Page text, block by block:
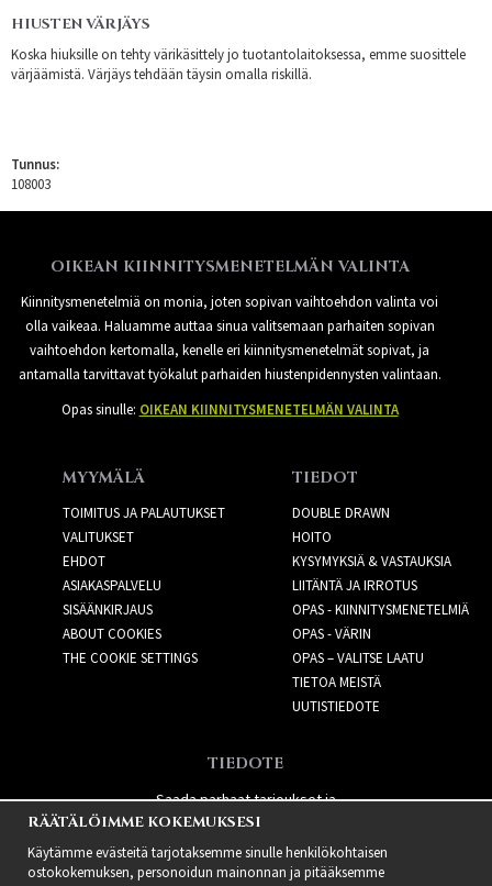
HIUSTEN VÄRJÄYS
Koska hiuksille on tehty värikäsittely jo tuotantolaitoksessa, emme suosittele
värjäämistä. Värjäys tehdään täysin omalla riskillä.
Tunnus:
108003
OIKEAN KIINNITYSMENETELMÄN VALINTA
Kiinnitysmenetelmiä on monia, joten sopivan vaihtoehdon valinta voi
olla vaikeaa. Haluamme auttaa sinua valitsemaan parhaiten sopivan
vaihtoehdon kertomalla, kenelle eri kiinnitysmenetelmät sopivat, ja
antamalla tarvittavat työkalut parhaiden hiustenpidennysten valintaan.
Opas sinulle: OIKEAN KIINNITYSMENETELMÄN VALINTA
MYYMÄLÄ
TOIMITUS JA PALAUTUKSET
VALITUKSET
EHDOT
ASIAKASPALVELU
SISÄÄNKIRJAUS
ABOUT COOKIES
THE COOKIE SETTINGS
TIEDOT
DOUBLE DRAWN
HOITO
KYSYMYKSIÄ & VASTAUKSIA
LIITÄNTÄ JA IRROTUS
OPAS - KIINNITYSMENETELMIÄ
OPAS - VÄRIN
OPAS – VALITSE LAATU
TIETOA MEISTÄ
UUTISTIEDOTE
TIEDOTE
Saada parhaat tarjoukset ja
uusia tuotteita!
RÄÄTÄLÖIMME KOKEMUKSESI
Käytämme evästeitä tarjotaksemme sinulle henkilökohtaisen
ostokokemuksen, personoidun mainonnan ja pitääksemme